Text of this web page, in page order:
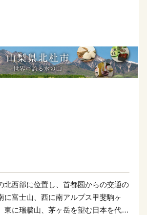
北西部に位置し、首都圏からの交通の
に富士山、西に南アルプス甲斐駒ヶ
東に瑞牆山、茅ヶ岳を望む日本を代表